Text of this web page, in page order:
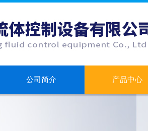
公司简介 产品中心